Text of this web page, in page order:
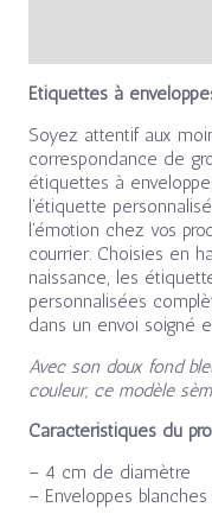
Étiquettes à
Soyez attentif aux
correspondance de
étiquettes à
l’étiquette
l’émotion chez vos
courrier. Choisies en
naissance, les
personnalisées
dans un envoi soigné
Avec son doux fond
couleur, ce modèle
Caractéristiques du
– 4 cm de diamètre
– Enveloppes